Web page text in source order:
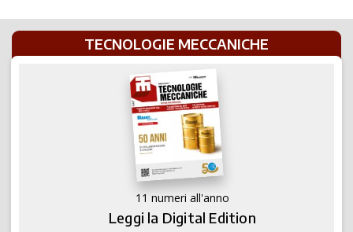
TECNOLOGIE MECCANICHE
11 numeri all'anno
Leggi la Digital Edition